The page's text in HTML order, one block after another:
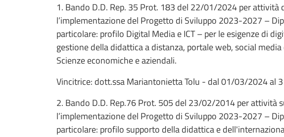
1. Bando D.D. Rep. 35 Prot. 183 del 22/01/2024 per attività
l’implementazione del Progetto di Sviluppo 2023-2027 –
particolare: profilo Digital Media e ICT – per le esigenze di
gestione della didattica a distanza, portale web, social
Scienze economiche e aziendali.
Vincitrice: dott.ssa Mariantonietta Tolu - dal 01/03/2024 al
2. Bando D.D. Rep.76 Prot. 505 del 23/02/2014 per attività
l’implementazione del Progetto di Sviluppo 2023-2027 –
particolare: profilo supporto della didattica e